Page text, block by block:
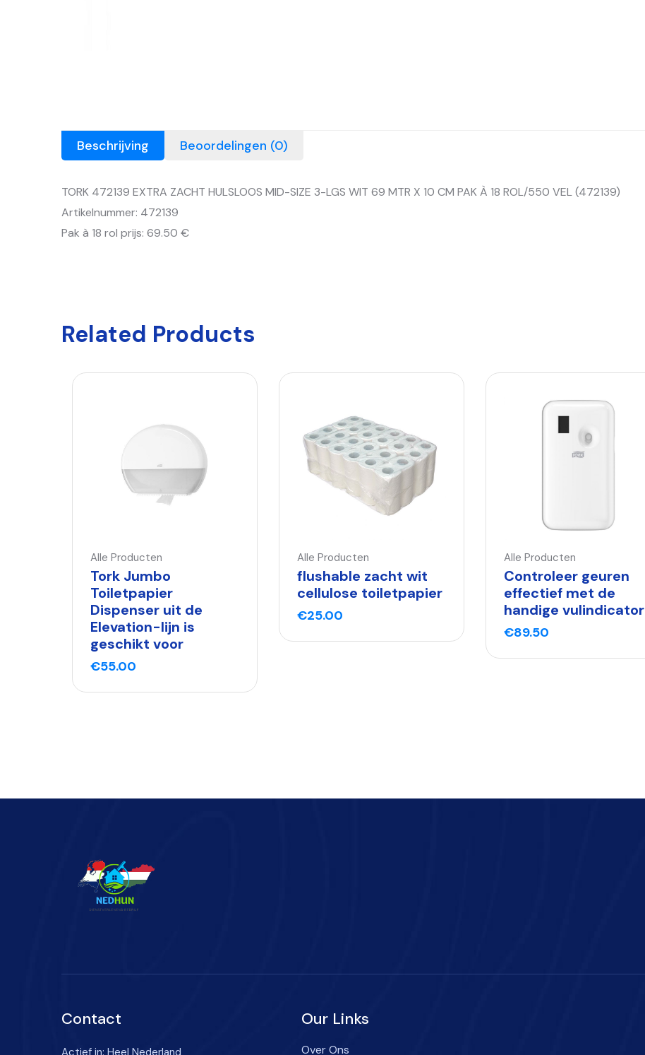
Beschrijving Beoordelingen (0)
TORK 472139 EXTRA ZACHT HULSLOOS MID-SIZE 3-LGS WIT 69 MTR X 10 CM PAK À 18 ROL/550 VEL (472139)
Artikelnummer: 472139
Pak à 18 rol prijs: 69.50 €
Related Products
Alle Producten
Tork Jumbo
Toiletpapier
Dispenser uit de
Elevation-lijn is
geschikt voor
€55.00
Alle Producten
flushable zacht wit
cellulose toiletpapier
€25.00
Alle Producten
Controleer geuren
effectief met de
handige vulindicator
€89.50
Contact
Actief in: Heel Nederland
Our Links
Over Ons